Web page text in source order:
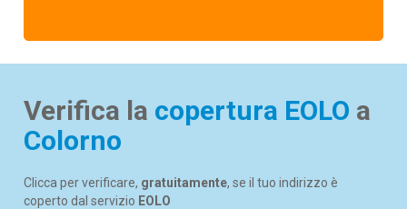
Verifica la copertura EOLO a
Colorno
Clicca per verificare, gratuitamente, se il tuo indirizzo è
coperto dal servizio EOLO